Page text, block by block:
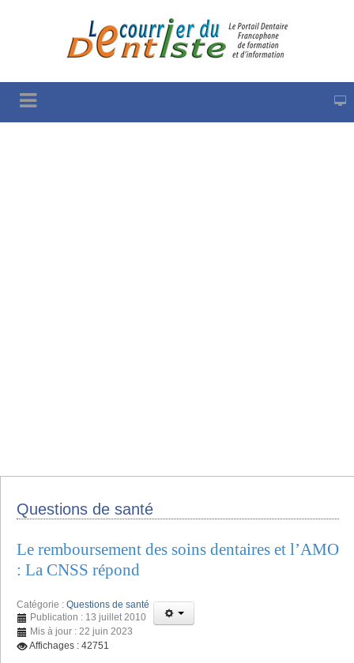
Questions de santé
Le remboursement des soins dentaires et l’AMO
: La CNSS répond
Catégorie : Questions de santé
Publication : 13 juillet 2010
Mis à jour : 22 juin 2023
Affichages : 42751